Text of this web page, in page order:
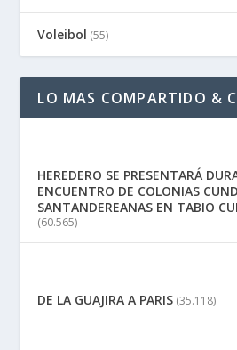
Voleibol (55)
LO MAS COMPARTIDO &
HEREDERO SE PRESENTARÁ
ENCUENTRO DE COLONIAS
SANTANDEREANAS EN TABIO
(60.565)
DE LA GUAJIRA A PARIS (35.118)